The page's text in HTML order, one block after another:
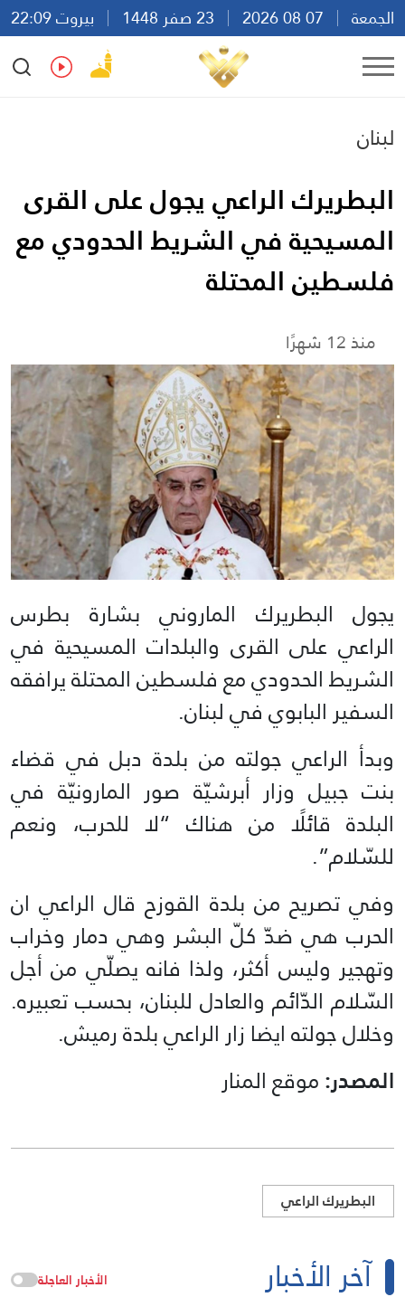
الجمعة
بيروت 22:09
Ar
En Fr Es
لبنان
البطريرك الراعي يجول على القرى
المسيحية في الشريط الحدودي مع
فلسطين المحتلة
منذ 12 شهرًا
يجول البطريرك الماروني بشارة بطرس
الراعي على القرى والبلدات المسيحية في
الشريط الحدودي مع فلسطين المحتلة يرافقه
السفير البابوي في لبنان.
وبدأ الراعي جولته من بلدة دبل في قضاء
بنت جبيل وزار أبرشيّة صور المارونيّة في
البلدة قائلًا من هناك “لا للحرب، ونعم
للسّلام”.
وفي تصريح من بلدة القوزح قال الراعي ان
الحرب هي ضدّ كلّ البشر وهي دمار وخراب
وتهجير وليس أكثر، ولذا فانه يصلّي من أجل
السّلام الدّائم والعادل للبنان، بحسب تعبيره.
وخلال جولته ايضا زار الراعي بلدة رميش.
المصدر:موقع المنار
البطريرك الراعي
آخر الأخبار الأخبار العاجلة